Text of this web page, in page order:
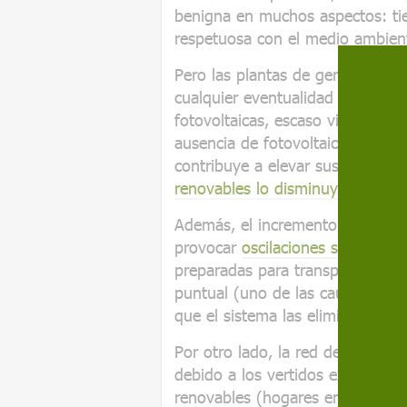
benigna en muchos aspectos:
respetuosa con el medio
Pero las plantas de generación
cualquier eventualidad durante
fotovoltaicas, escaso viento,
ausencia de fotovoltaica), y
contribuye a elevar
renovables lo disminuyan
Además, el incremento de
provocar oscilaciones severas de
preparadas para transportar
puntual (uno de las causas
que el sistema las elimina de la
Por otro lado, la red debe
debido a los vertidos
renovables (hogares en su